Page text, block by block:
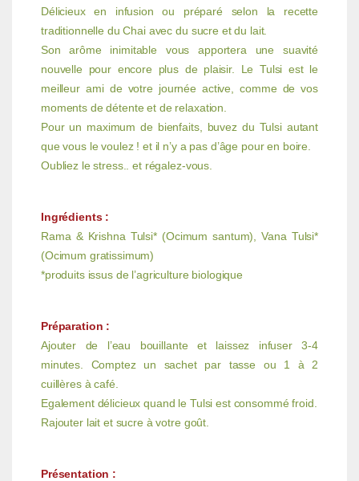
Délicieux en infusion ou préparé selon la recette
traditionnelle du Chai avec du sucre et du lait.
Son arôme inimitable vous apportera une suavité
nouvelle pour encore plus de plaisir. Le Tulsi est le
meilleur ami de votre journée active, comme de vos
moments de détente et de relaxation.
Pour un maximum de bienfaits, buvez du Tulsi autant
que vous le voulez ! et il n’y a pas d’âge pour en boire.
Oubliez le stress.. et régalez-vous.
Ingrédients :
Rama & Krishna Tulsi* (Ocimum santum), Vana Tulsi*
(Ocimum gratissimum)
*produits issus de l’agriculture biologique
Préparation :
Ajouter de l’eau bouillante et laissez infuser 3-4
minutes. Comptez un sachet par tasse ou 1 à 2
cuillères à café.
Egalement délicieux quand le Tulsi est consommé froid.
Rajouter lait et sucre à votre goût.
Présentation :